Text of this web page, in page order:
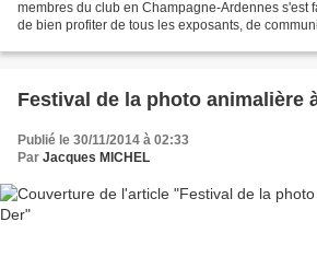
membres du club en Champagne-Ardennes s'est
de bien profiter de tous les exposants, de
Festival de la photo animalière
Publié le 30/11/2014 à 02:33
Par Jacques MICHEL